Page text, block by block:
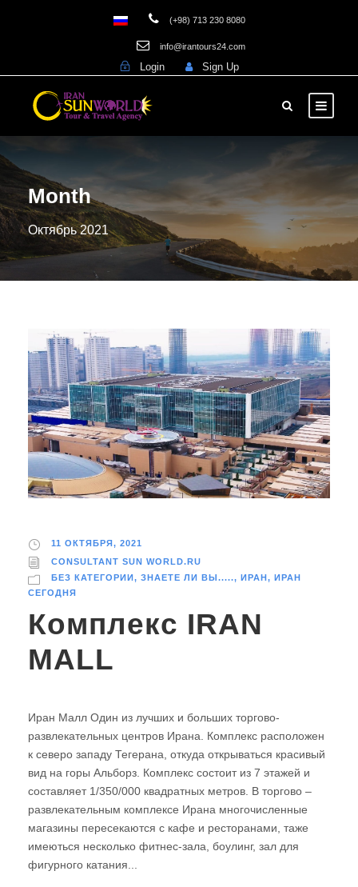
(+98) 713 230 8080
info@irantours24.com
Login Sign Up
Month
Октябрь 2021
11 ОКТЯБРЯ, 2021
CONSULTANT SUN WORLD.RU
БЕЗ КАТЕГОРИИ , ЗНАЕТЕ ЛИ ВЫ....., ИРАН , ИРАН
СЕГОДНЯ
Комплекс IRAN
MALL
Иран Малл Один из лучших и больших торгово-
развлекательных центров Ирана. Комплекс расположен
к северо западу Тегерана, откуда открываться красивый
вид на горы Альборз. Комплекс состоит из 7 этажей и
составляет 1/350/000 квадратных метров. В торгово –
развлекательным комплексе Ирана многочисленные
магазины пересекаются с кафе и ресторанами, таже
имеються несколько фитнес-зала, боулинг, зал для
фигурного катания...